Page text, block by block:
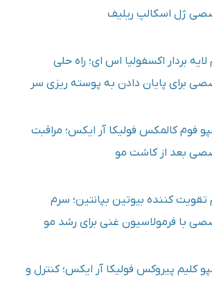
ژل اسکالپ ریلیف
بردار اکسفولیا اس ای؛ راه حلی
برای پایان دادن به پوسته ریزی‌ سر
فوم کالمکس فولیکا آر ایکس؛ مراقبت
بعد از کاشت مو
کننده بیوتین بپانتین؛ سرم
با فرمولاسیون غنی برای رشد مو
کلیم پیروکس فولیکا آر ایکس؛ کنترل و